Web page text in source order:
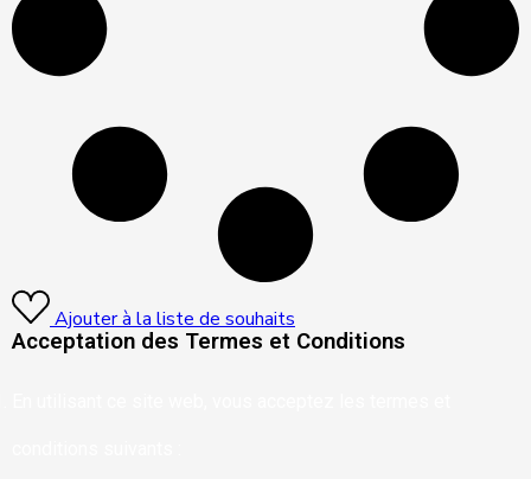
Ajouter à la liste de souhaits
Acceptation des Termes et Conditions